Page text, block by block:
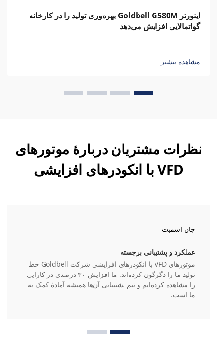
اینورتر Goldbell G580M بهره‌وری تولید را در کارخانه
گواتمالایی افزایش می‌دهد
مشاهده بیشتر
نظرات مشتریان دربارهٔ موتورهای
VFD با انکودرهای افزایشی
جان اسمیت
عملکرد و پشتیبانی برجسته
موتورهای VFD با انکودرهای افزایشی شرکت Goldbell خط
تولید ما را دگرگون کرده‌اند. ما افزایش ۳۰ درصدی در کارایی
را مشاهده کرده‌ایم و تیم پشتیبانی آن‌ها همیشه آمادهٔ کمک به
ما است.